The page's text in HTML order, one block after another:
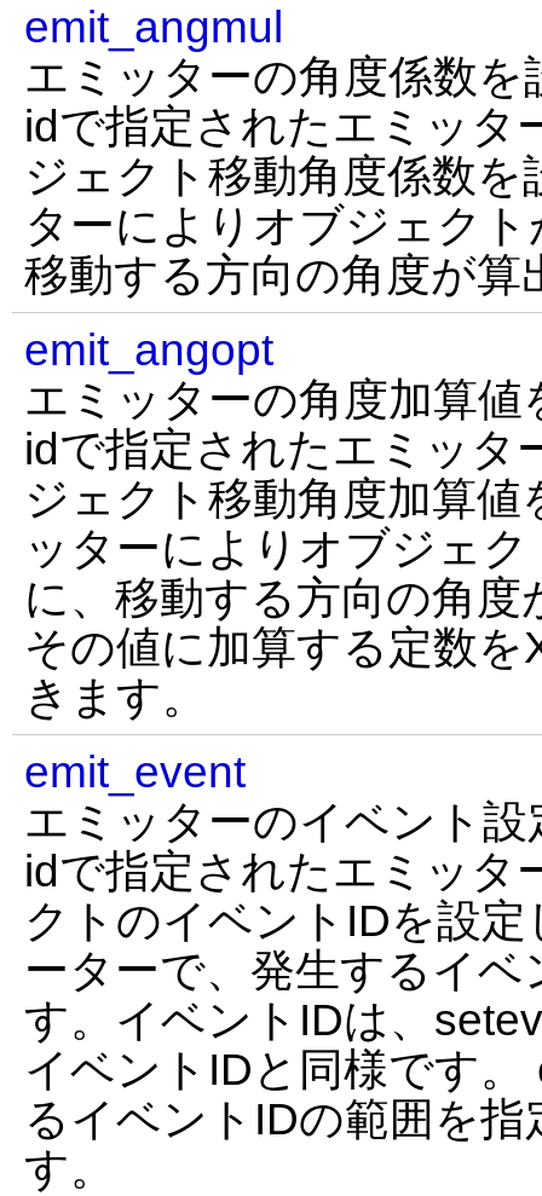
emit_angmul
エミッターの角度係数を
idで指定されたエミッタ
ジェクト移動角度係数
ターによりオブジェク
移動する方向の角度が算
emit_angopt
エミッターの角度加算値
idで指定されたエミッタ
ジェクト移動角度加算
ッターによりオブジェ
に、移動する方向の角
その値に加算する定数を
きます。
emit_event
エミッターのイベント設
idで指定されたエミッタ
クトのイベントIDを設
ーターで、発生するイ
す。イベントIDは、
イベントIDと同様です
るイベントIDの範囲を
す。